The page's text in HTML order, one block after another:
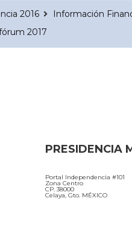
2016
Información
2017
PRESIDENCIA
Portal Independencia #101
Zona Centro
CP. 38000
Celaya, Gto. MÉXICO